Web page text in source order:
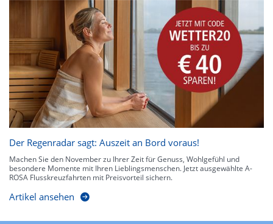
Der Regenradar sagt: Auszeit an Bord voraus!
Machen Sie den November zu Ihrer Zeit für Genuss, Wohlgefühl und
besondere Momente mit Ihren Lieblingsmenschen. Jetzt ausgewählte A-
ROSA Flusskreuzfahrten mit Preisvorteil sichern.
Artikel ansehen